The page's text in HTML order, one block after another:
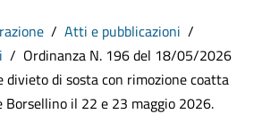
Atti e pubblicazioni
Ordinanza N. 196 del 18/05/2026
divieto di sosta con rimozione coatta
Borsellino il 22 e 23 maggio 2026.